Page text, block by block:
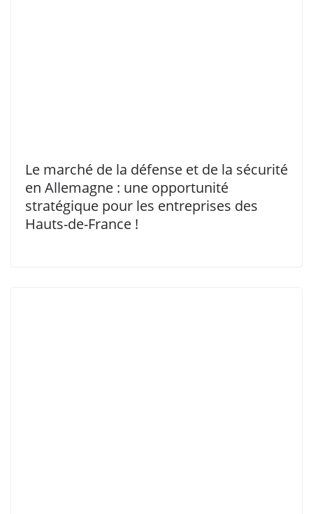
Le marché de la défense et de la sécurité
en Allemagne : une opportunité
stratégique pour les entreprises des
Hauts-de-France !